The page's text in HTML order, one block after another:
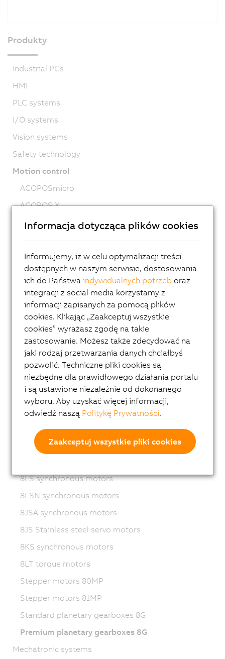
Produkty
Industrial PCs
HMI
PLC systems
I/O systems
Vision systems
Safety technology
Motion control
ACOPOSmicro
ACOPOS X
ACOPOS M4
ACOPOS P3
ACOPOSmulti
ACOPOSremote
ACOPOSmotor
Variable frequency drives (VFD)
8LS-4 synchronous motors
8MS-4 synchronous motors
ACOPOSmotor Compact
8WSA servo motors
8WSB gear motors
8LVA synchronous motors
8LVB gear motors
8LS synchronous motors
8LSN synchronous motors
8JSA synchronous motors
8JS Stainless steel servo motors
8KS synchronous motors
8LT torque motors
Stepper motors 80MP
Stepper motors 81MP
Standard planetary gearboxes 8G
Premium planetary gearboxes 8G
Mechatronic systems
Informacja dotycząca plików cookies
Informujemy, iż w celu optymalizacji treści
dostępnych w naszym serwisie, dostosowania
ich do Państwaindywidualnych potrzeb oraz
integracji z social media korzystamy z
informacji zapisanych za pomocą plików
cookies. Klikając „Zaakceptuj wszystkie
cookies” wyrażasz zgodę na takie
zastosowanie. Możesz także zdecydować na
jaki rodzaj przetwarzania danych chciałbyś
pozwolić. Techniczne pliki cookies są
niezbędne dla prawidłowego działania portalu
i są ustawione niezależnie od dokonanego
wyboru. Aby uzyskać więcej informacji,
odwiedź naszą Politykę Prywatności.
Zaakceptuj wszystkie pliki cookies